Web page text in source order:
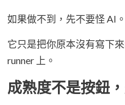
如果做不到，先不要怪 AI。
它只是把你原本沒有寫下
runner 上。
成熟度不是按鈕